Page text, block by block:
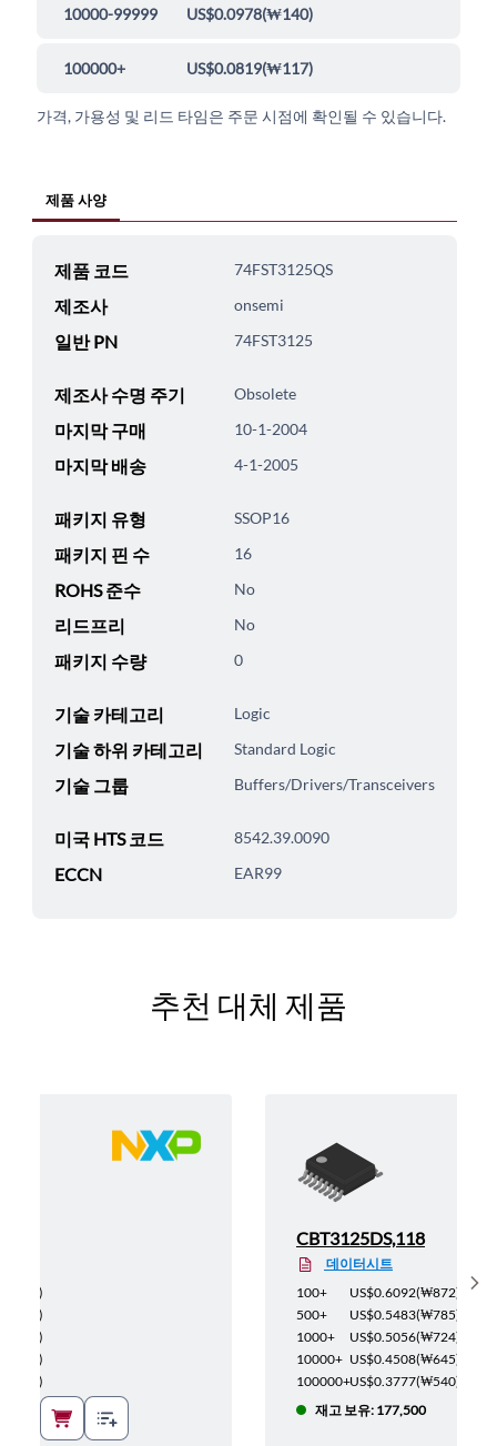
10000-99999 US$0.0978(₩140)
100000+ US$0.0819(₩117)
가격, 가용성 및 리드 타임은 주문 시점에 확인될 수 있습니다.
제품 사양
제품 코드 74FST3125QS
제조사 onsemi
일반 PN 74FST3125
제조사 수명 주기 Obsolete
마지막 구매 10-1-2004
마지막 배송 4-1-2005
패키지 유형 SSOP16
패키지 핀 수 16
ROHS 준수 No
리드프리 No
패키지 수량 0
기술 카테고리 Logic
기술 하위 카테고리 Standard Logic
기술 그룹 Buffers/Drivers/Transceivers
미국 HTS 코드 8542.39.0090
ECCN EAR99
추천 대체 제품
)
)
)
)
)
CBT3125DS,118
데이터시트
100+
US$0.6092(₩872)
500+
US$0.5483(₩785)
1000+
US$0.5056(₩724)
10000+ US$0.4508(₩645)
100000+US$0.3777(₩540)
재고 보유: 177,500